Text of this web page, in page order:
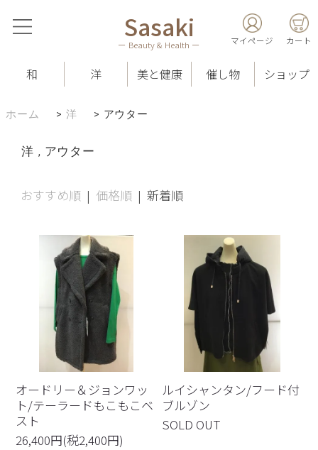
Sasaki
ー Beauty & Health ー マイページ カート
和 洋 美と健康 催し物 ショップ
ホーム > 洋 > アウター
洋 , アウター
おすすめ順 | 価格順 | 新着順
オードリー＆ジョンワッ
ト/テーラードもこもこベ
スト
26,400円(税2,400円)
ルイシャンタン/フード付
ブルゾン
SOLD OUT